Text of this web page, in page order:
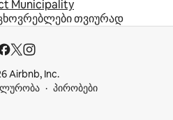
Municipality
თვიურად
Airbnb, Inc.
პირობები